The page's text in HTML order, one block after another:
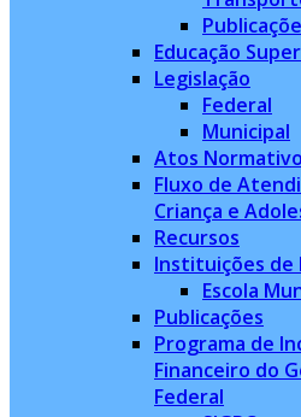
Educação
Legislação
Federal
Municipal
Atos
Fluxo de
Criança e
Recursos
Instituições de
Escola
Publicações
Programa de
Financeiro do
Federal